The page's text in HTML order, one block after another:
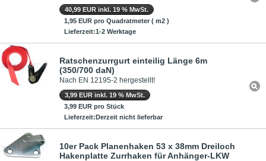
40,99 EUR inkl. 19 % MwSt.
1,95 EUR pro Quadratmeter ( m2 )
Lieferzeit:1-2 Werktage
Ratschenzurrgurt einteilig Länge 6m
(350/700 daN)
Nach EN 12195-2 hergestellt!
3,99 EUR inkl. 19 % MwSt.
3,99 EUR pro Stück
Lieferzeit:Derzeit nicht lieferbar
10er Pack Planenhaken 53 x 38mm Dreiloch
Hakenplatte Zurrhaken für Anhänger-LKW